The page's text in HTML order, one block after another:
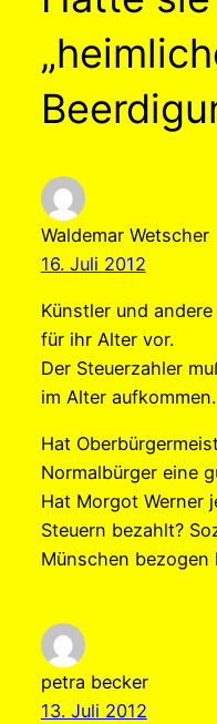
Waldemar Wetscher
16. Juli 2012
Künstler und
für ihr Alter vor.
Der Steuerzahler
im Alter aufkommen.
Hat
Normalbürger eine
Hat Morgot Werner
Steuern bezahlt?
Münschen bezogen
petra becker
13. Juli 2012